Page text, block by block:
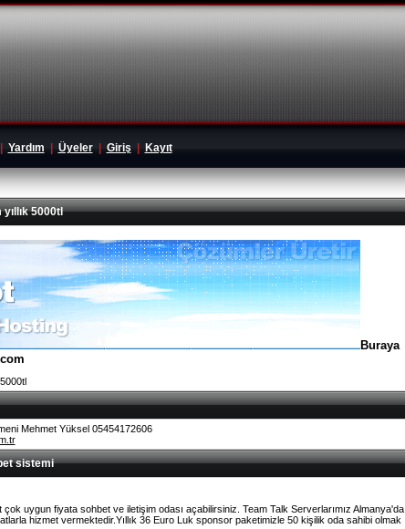
Yardım Üyeler| Giriş| Kayıt
5000tl
Buraya
Mehmet Yüksel 05454172606
sistemi
uygun fiyata sohbet ve iletişim odası açabilirsiniz. Team Talk Serverlarımız Almanya'da
hizmet vermektedir.Yıllık 36 Euro Luk sponsor paketimizle 50 kişilik oda sahibi olmak